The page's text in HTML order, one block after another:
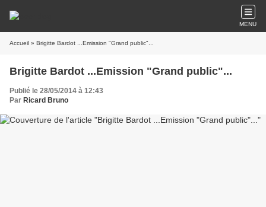
MENU
Accueil » Brigitte Bardot ...Emission "Grand public"...
Brigitte Bardot ...Emission "Grand public"...
Publié le 28/05/2014 à 12:43
Par Ricard Bruno